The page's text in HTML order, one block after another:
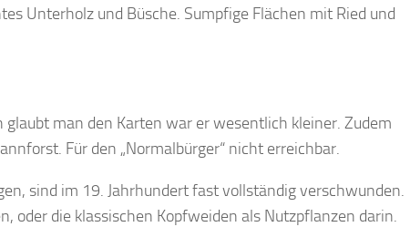
Unterholz und Büsche. Sumpfige Flächen mit Ried und
man den Karten war er wesentlich kleiner. Zudem
Für den „Normalbürger“ nicht erreichbar.
sind im 19. Jahrhundert fast vollständig verschwunden.
oder die klassischen Kopfweiden als Nutzpflanzen darin.